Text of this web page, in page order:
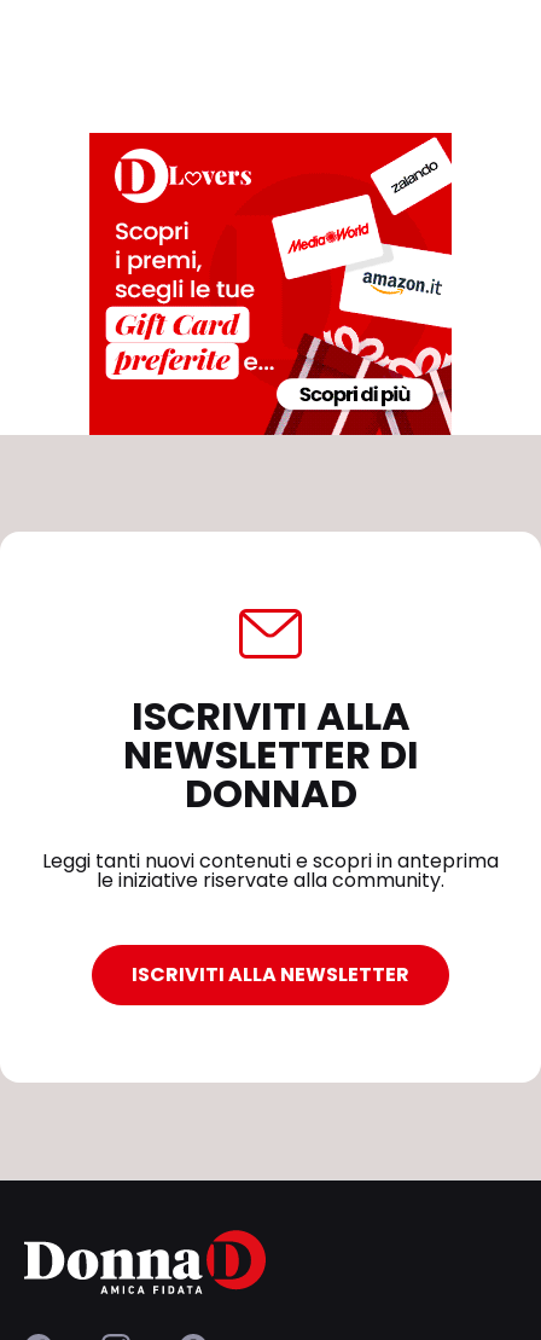
ISCRIVITI ALLA
NEWSLETTER DI
DONNAD
Leggi tanti nuovi contenuti e scopri in anteprima
le iniziative riservate alla community.
ISCRIVITI ALLA NEWSLETTER